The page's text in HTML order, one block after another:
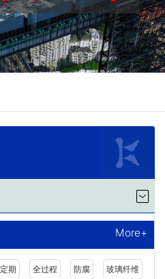
More+
定期 全过程 防腐 玻璃纤维